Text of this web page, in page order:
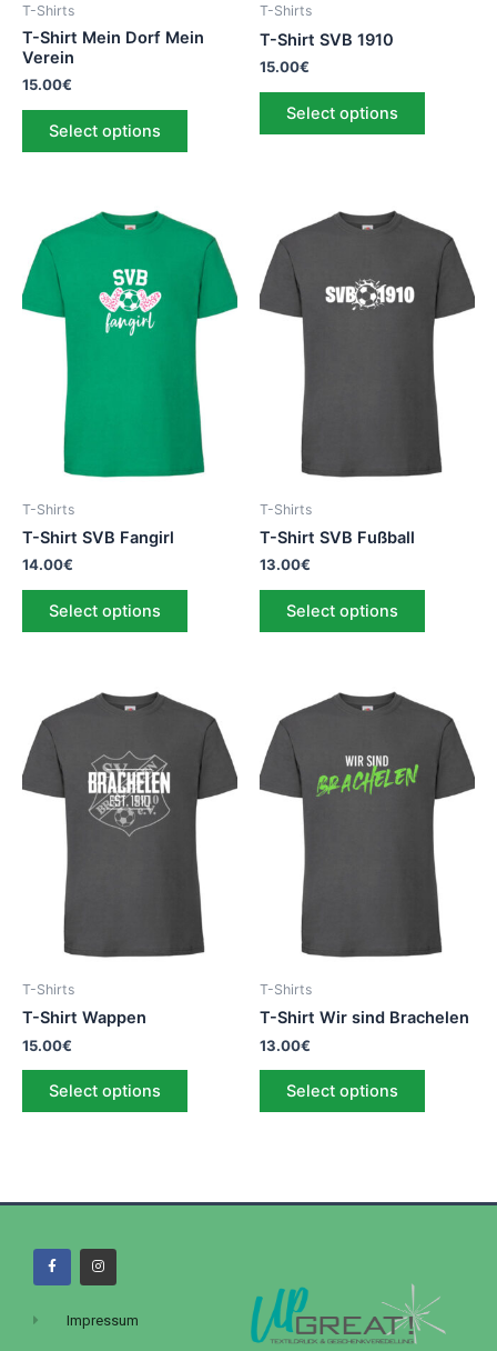
T-Shirts
T-Shirt Mein Dorf Mein
Verein
15.00€
Select options
T-Shirts
T-Shirt SVB 1910
15.00€
Select options
T-Shirts
T-Shirt SVB Fangirl
14.00€
Select options
T-Shirts
T-Shirt SVB Fußball
13.00€
Select options
T-Shirts
T-Shirt Wappen
15.00€
Select options
T-Shirts
T-Shirt Wir sind Brachelen
13.00€
Select options
Impressum